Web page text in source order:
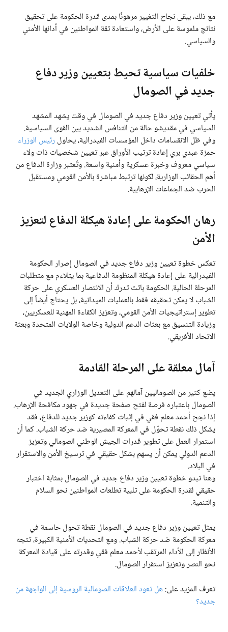
مع ذلك، يبقى نجاح التغيير مرهونًا بمدى قدرة الحكومة على تحقيق
نتائج ملموسة على الأرض، واستعادة ثقة المواطنين في أدائها الأمني
والسياسي.
خلفيات سياسية تحيط بتعيين وزير دفاع
جديد في الصومال
يأتي تعيين وزير دفاع جديد في الصومال في وقت يشهد المشهد
السياسي في مقديشو حالة من التنافس الشديد بين القوى السياسية.
وفي ظل الانقسامات داخل المؤسسات الفيدرالية، يحاولرئيس الوزراء
حمزة عبدي بري إعادة ترتيب الأوراق عبر تعيين شخصيات ذات ولاء
سياسي معروف وخبرة عسكرية وأمنية واسعة. وتُعتبر وزارة الدفاع من
أهم الحقائب الوزارية، لكونها ترتبط مباشرة بالأمن القومي ومستقبل
الحرب ضد الجماعات الإرهابية.
رهان الحكومة على إعادة هيكلة الدفاع لتعزيز
الأمن
تعكس خطوة تعيين وزير دفاع جديد في الصومال إصرار الحكومة
الفيدرالية على إعادة هيكلة المنظومة الدفاعية بما يتلاءم مع متطلبات
المرحلة الحالية. الحكومة باتت تدرك أن الانتصار العسكري على حركة
الشباب لا يمكن تحقيقه فقط بالعمليات الميدانية، بل يحتاج أيضاً إلى
تطوير إستراتيجيات الأمن القومي، وتعزيز الكفاءة المهنية للعسكريين،
وزيادة التنسيق مع بعثات الدعم الدولية وخاصة الولايات المتحدة وبعثة
الاتحاد الأفريقي.
آمال معلقة على المرحلة القادمة
يضع كثير من الصوماليين آمالهم على التعديل الوزاري الجديد في
الصومال باعتباره فرصة لفتح صفحة جديدة في جهود مكافحة الإرهاب.
إذا نجح أحمد معلم فقي في إثبات كفاءته كوزير جديد للدفاع، فقد
يشكل ذلك نقطة تحوّل في المعركة المصيرية ضد حركة الشباب. كما أن
استمرار العمل على تطوير قدرات الجيش الوطني الصومالي وتعزيز
الدعم الدولي يمكن أن يسهم بشكل حقيقي في ترسيخ الأمن والاستقرار
في البلاد.
وهنا تبدو خطوة تعيين وزير دفاع جديد في الصومال بمثابة اختبار
حقيقي لقدرة الحكومة على تلبية تطلعات المواطنين نحو السلام
والتنمية.
يمثل تعيين وزير دفاع جديد في الصومال نقطة تحول حاسمة في
معركة الحكومة ضد حركة الشباب. ومع التحديات الأمنية الكبيرة، تتجه
الأنظار إلى الأداء المرتقب لأحمد معلم فقي وقدرته على قيادة المعركة
نحو النصر وتعزيز استقرار الصومال.
تعرف المزيد على:هل تعود العلاقات الصومالية الروسية إلى الواجهة من
جديد؟